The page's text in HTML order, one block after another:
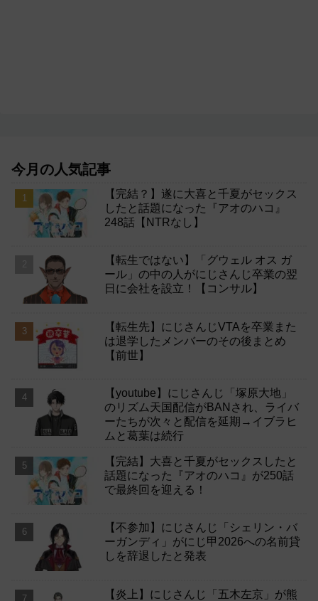
今月の人気記事
【完結？】遂に大喜と千夏がセックス
したと話題になった『アオのハコ』
248話【NTRなし】
【転生ではない】「グウェル オス ガ
ール」の中の人がにじさんじ卒業の翌
日に会社を設立！【コンサル】
【転生先】にじさんじVTAを卒業また
は退学したメンバーのその後まとめ
【前世】
【youtube】にじさんじ「塚原大地」
のリズム天国配信がBANされ、ライバ
ーたちが次々と配信を延期→イブラヒ
ムと葛葉は続行
【完結】大喜と千夏がセックスしたと
話題になった『アオのハコ』が250話
で最終回を迎える！
【不参加】にじさんじ「シェリン・バ
ーガンディ」がにじ甲2026への名前貸
しを辞退したと発表
【炎上】にじさんじ「五木左京」が熊